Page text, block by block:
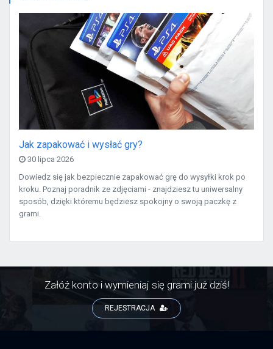
Jak zapakować i wysłać gry?
30 lipca 2026
Dowiedz się jak bezpiecznie zapakować grę do wysyłki krok po
kroku. Poznaj poradnik ze zdjęciami - znajdziesz tu uniwersalny
sposób, dzięki któremu będziesz spokojny o swoją paczkę z
grami.
Załóż konto i wymieniaj się grami już dziś!
REJESTRACJA